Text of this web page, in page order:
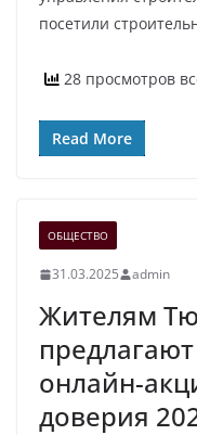
посетили
28 просмотров
Read More
ОБЩЕСТВО
31.03.2025 admin
Жителям
онлайн-
доверия